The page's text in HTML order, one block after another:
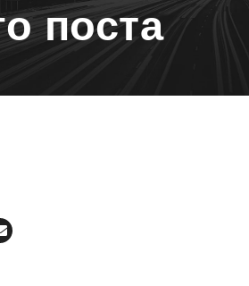
поста